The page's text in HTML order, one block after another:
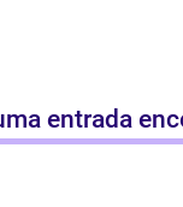
entrada